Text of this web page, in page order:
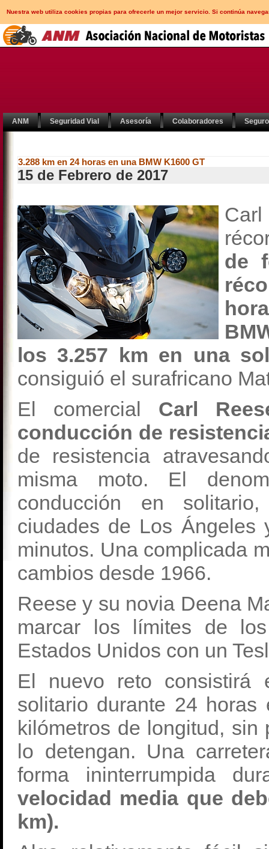
Nuestra web utiliza cookies propias para ofrecerle un mejor servicio. Si continúa
ANM Seguridad Vial Asesoría Colaboradores
3.288 km en 24 horas en una BMW K1600 GT
15 de Febrero de 2017
de
los 3.257 km en una
consiguió el surafricano
El comercial Carl
conducción de
de resistencia
misma moto. El
conducción en
ciudades de Los
minutos. Una complicada
cambios desde 1966.
Reese y su novia Deena
marcar los límites de
Estados Unidos con un
El nuevo reto consistirá
solitario durante 24
kilómetros de longitud,
lo detengan. Una
forma ininterrumpida
velocidad media que
km).